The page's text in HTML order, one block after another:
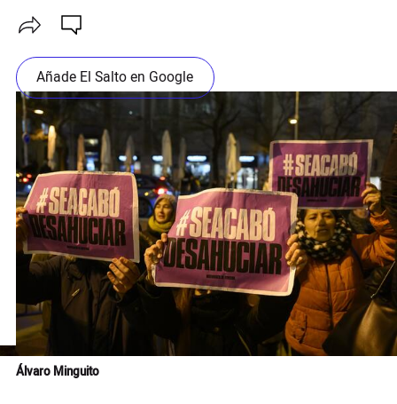
Añade El Salto en Google
Álvaro Minguito